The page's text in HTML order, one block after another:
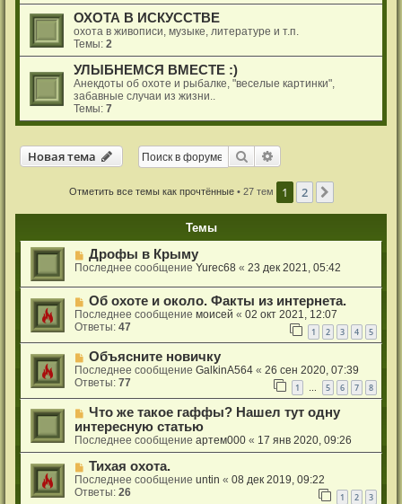
ОХОТА В ИСКУССТВЕ
охота в живописи, музыке, литературе и т.п.
Темы:2
УЛЫБНЕМСЯ ВМЕСТЕ :)
Анекдоты об охоте и рыбалке, "веселые картинки",
забавные случаи из жизни..
Темы:7
Новая тема
Новаятема Поиск
Отметить все темы как прочтённые• 27 тем 1 2
Темы
Дрофы в Крыму
Последнее сообщениеYurec68 «23 дек 2021, 05:42
Об охоте и около. Факты из интернета.
Последнее сообщениемоисей «02 окт 2021, 12:07
Ответы:47 1 2 3 4 5
Объясните новичку
Последнее сообщениеGalkinA564 «26 сен 2020, 07:39
Ответы:77 1 5 6 7 8
Что же такое гаффы? Нашел тут одну
интересную статью
Последнее сообщениеартем000 « 17 янв 2020, 09:26
Тихая охота.
Последнее сообщениеuntin «08 дек 2019, 09:22
Ответы:26 1 2 3